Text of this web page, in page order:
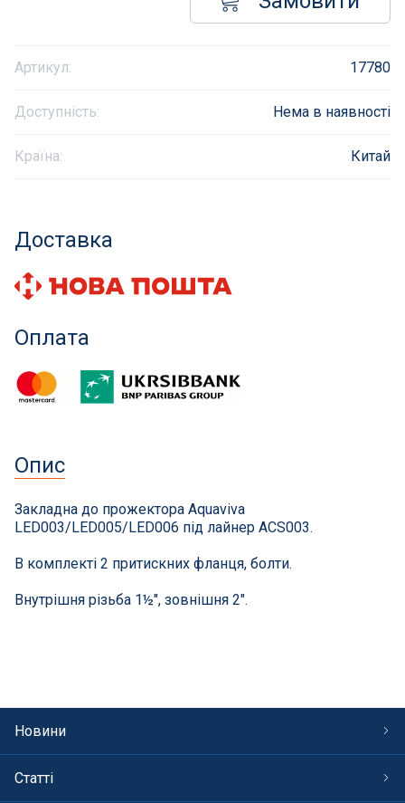
Закладні деталі
Оздоблення чаші басейну
Килими кам'яні
Осушувачі повітря
Меблі для басейну
Гідроізоляція і будівельна хімія
Вогнища та каміни
Артикул: 17780
Доступність: Нема в наявності
Країна: Китай
Доставка
Оплата
Опис
Закладна до прожектора Aquaviva
LED003/LED005/LED006 під лайнер ACS003.
В комплекті 2 притискних фланця, болти.
Внутрішня різьба 1½", зовнішня 2".
Новини
Статті